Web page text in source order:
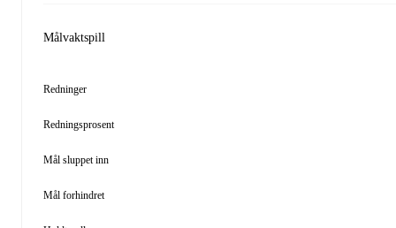
Målvaktspill
Redninger
Redningsprosent
Mål sluppet inn
Mål forhindret